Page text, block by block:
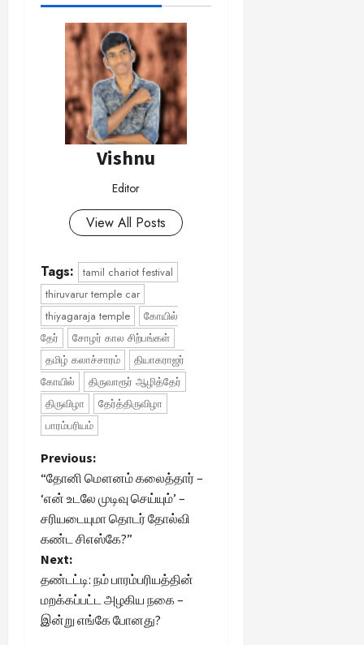
Vishnu
Editor
View All Posts
Tags:
tamil chariot festival
thiruvarur temple car
thiyagaraja temple
கோயில்
தேர்
சோழர் கால சிற்பங்கள்
தமிழ் கலாச்சாரம்
தியாகராஜர்
கோயில்
திருவாரூர் ஆழித்தேர்
திருவிழா
தேர்த்திருவிழா
பாரம்பரியம்
P
o
s
t
n
a
Previous:
“தோனி மௌனம் கலைத்தார் –
‘என் உடலே முடிவு செய்யும்’ –
சரியடையுமா தொடர் தோல்வி
கண்ட சிஎஸ்கே?”
Next:
தண்டட்டி: நம் பாரம்பரியத்தின்
மறக்கப்பட்ட அழகிய நகை –
இன்று எங்கே போனது?